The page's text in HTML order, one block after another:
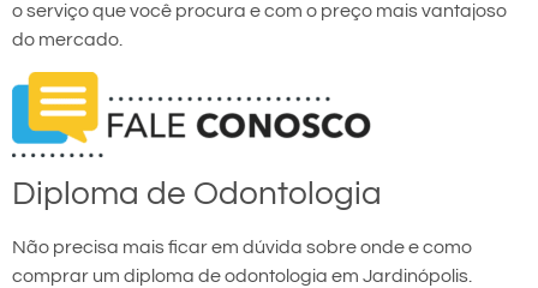
o serviço que você procura e com o preço mais vantajoso
do mercado.
Diploma de Odontologia
Não precisa mais ficar em dúvida sobre onde e como
comprar um diploma de odontologia em Jardinópolis.